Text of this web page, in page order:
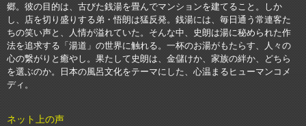
郷。彼の目的は、古びた銭湯を畳んでマンションを建てること。しか
し、店を切り盛りする弟・悟朗は猛反発。銭湯には、毎日通う常連客た
ちの笑い声と、人情が溢れていた。そんな中、史朗は湯に秘められた作
法を追求する「湯道」の世界に触れる。一杯のお湯がもたらす、人々の
心の繋がりと癒やし。果たして史朗は、金儲けか、家族の絆か、どちら
を選ぶのか。日本の風呂文化をテーマにした、心温まるヒューマンコメ
ディ。
ネット上の声